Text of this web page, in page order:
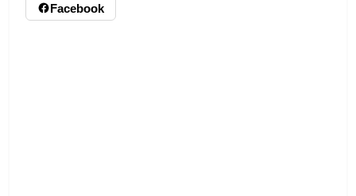
Facebook